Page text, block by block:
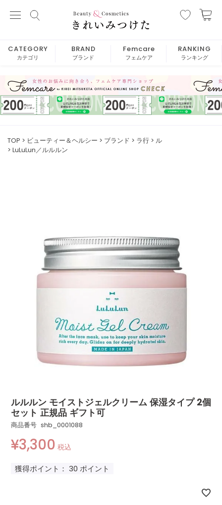
CATEGORY
カテゴリ
BRAND
ブランド
Femcare
フェムケア
RANKING
ランキング
TOP ビューティー＆ヘルシー ブランド ラ行
ル
LuLuLun／ルルルン
ルルルン モイストジェルクリーム 保湿タイプ 2個
セット 正規品 ギフト可
商品番号 shb_0001088
¥3,300 税込
獲得ポイント： 30 ポイント